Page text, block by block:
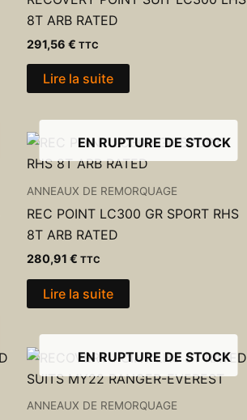
8T ARB RATED
291,56 € TTC
Lire la suite
EN RUPTURE DE STOCK
ANNEAUX DE REMORQUAGE
REC POINT LC300 GR SPORT RHS
8T ARB RATED
280,91 € TTC
Lire la suite
EN RUPTURE DE STOCK
ANNEAUX DE REMORQUAGE